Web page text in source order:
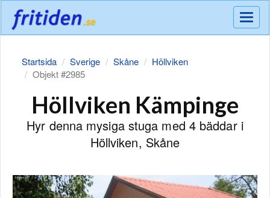
Meny
Startsida Sverige Skåne
Höllviken
Objekt #2985
Höllviken Kämpinge
Hyr denna mysiga stuga med 4 bäddar i
Höllviken, Skåne